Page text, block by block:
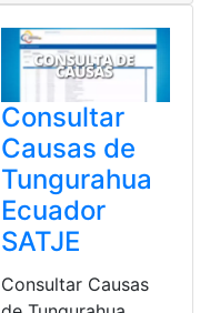
Consultar
Causas de
Tungurahua
Ecuador
SATJE
Consultar Causas